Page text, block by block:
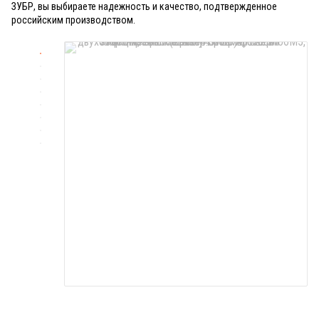
ЗУБР, вы выбираете надежность и качество, подтвержденное
российским производством.